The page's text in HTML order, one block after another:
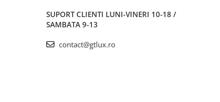
SUPORT CLIENTI LUNI-VINERI 10-18 /
SAMBATA 9-13
contact@gtlux.ro